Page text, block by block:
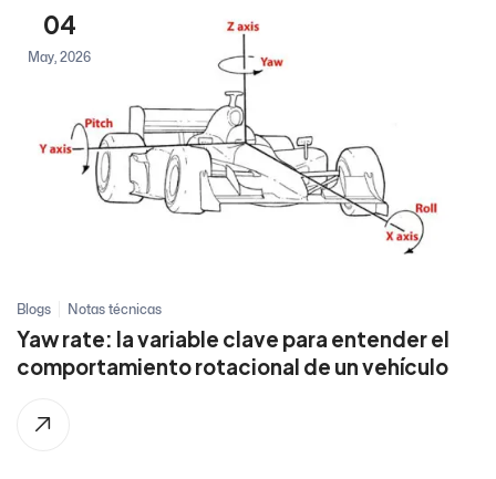
04
May, 2026
Blogs Notas técnicas
Yaw rate: la variable clave para entender el
comportamiento rotacional de un vehículo